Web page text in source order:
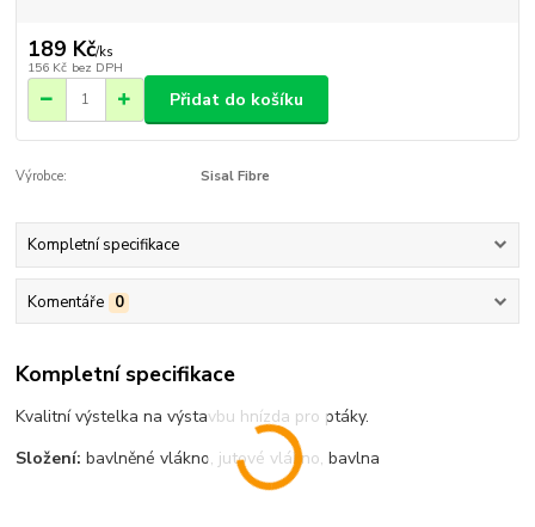
189 Kč/ks
156 Kč bez DPH
Přidat do košíku
Výrobce: Sisal Fibre
Kompletní specifikace
Komentáře 0
Kompletní specifikace
Kvalitní výstelka na výstavbu hnízda pro ptáky.
Složení: bavlněné vlákno, jutové vlákno, bavlna